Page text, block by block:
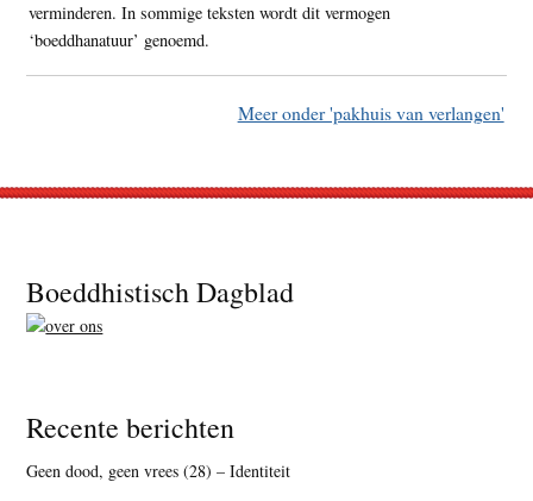
verminderen. In sommige teksten wordt dit vermogen
‘boeddhanatuur’ genoemd.
Meer onder 'pakhuis van verlangen'
Footer
Boeddhistisch Dagblad
Recente berichten
Geen dood, geen vrees (28) – Identiteit